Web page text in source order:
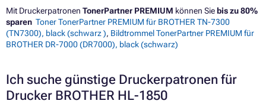
Mit Druckerpatronen TonerPartner PREMIUM können Sie bis zu 80%
sparen Toner TonerPartner PREMIUM für BROTHER TN-7300
(TN7300), black (schwarz ), Bildtrommel TonerPartner PREMIUM für
BROTHER DR-7000 (DR7000), black (schwarz)
Ich suche günstige Druckerpatronen für
Drucker BROTHER HL-1850